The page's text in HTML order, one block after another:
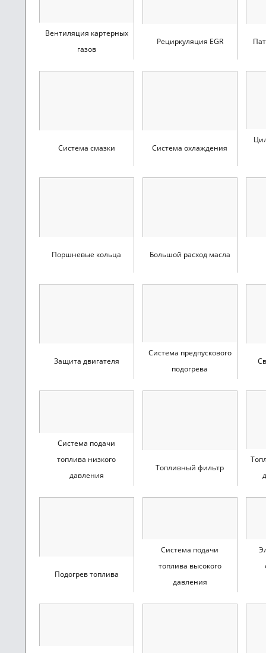
Вентиляция картерных
газов
Рециркуляция EGR
Система смазки Система охлаждения
Поршневые кольца Большой расход масла
Защита двигателя
Система предпускового
подогрева
Система подачи
топлива низкого
давления
Топливный фильтр
Подогрев топлива
Система подачи
топлива высокого
давления